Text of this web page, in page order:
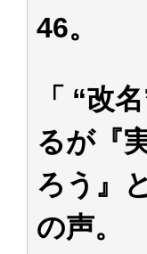
ふぇどみ！ / 【画像】
ｗｗｗｗｗｗｗｗｗｗ
Powered by livedoor
46。
「 “改
るが『
ろう』
の声。